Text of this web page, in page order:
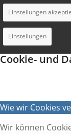
Einstellungen
Einstellungen
Cookie- und
Wie wir Cookies
Wir können